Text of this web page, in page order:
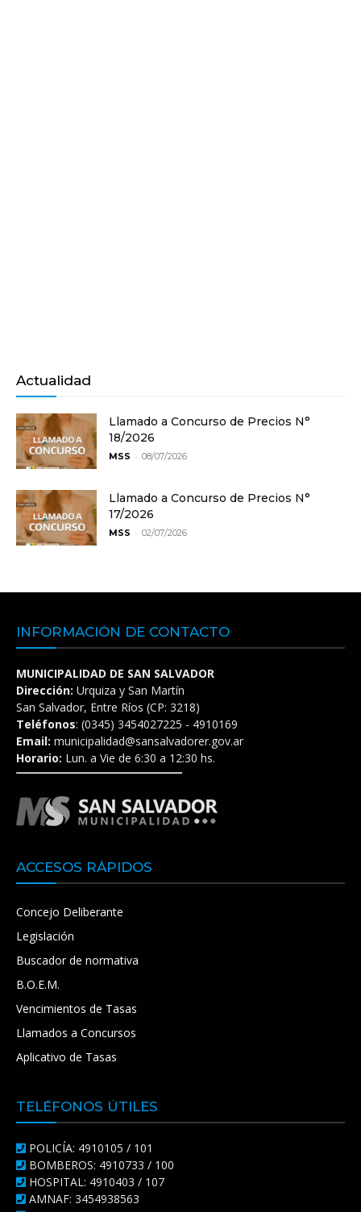
Actualidad
Llamado a Concurso de Precios N°
18/2026
MSS - 08/07/2026
Llamado a Concurso de Precios N°
17/2026
MSS - 02/07/2026
INFORMACIÓN DE CONTACTO
MUNICIPALIDAD DE SAN SALVADOR
Dirección: Urquiza y San Martín
San Salvador, Entre Ríos (CP: 3218)
Teléfonos: (0345) 3454027225 - 4910169
Email: municipalidad@sansalvadorer.gov.ar
Horario: Lun. a Vie de 6:30 a 12:30 hs.
ACCESOS RÁPIDOS
Concejo Deliberante
Legislación
Buscador de normativa
B.O.E.M.
Vencimientos de Tasas
Llamados a Concursos
Aplicativo de Tasas
TELÉFONOS ÚTILES
POLICÍA: 4910105 / 101
BOMBEROS: 4910733 / 100
HOSPITAL: 4910403 / 107
AMNAF: 3454938563